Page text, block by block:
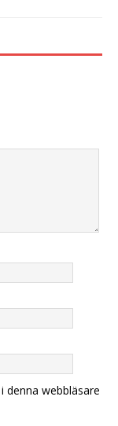
denna webbläsare